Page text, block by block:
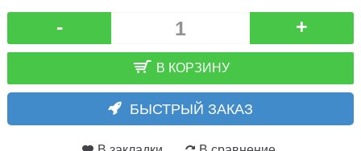
- +
В КОРЗИНУ
БЫСТРЫЙ ЗАКАЗ